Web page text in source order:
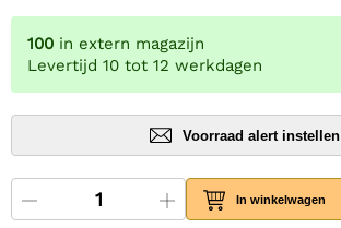
100 in extern magazijn
Levertijd 10 tot 12 werkdagen
Voorraad alert instellen
In winkelwagen